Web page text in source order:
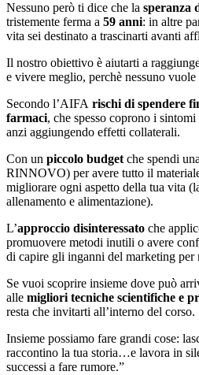
Nessuno però ti dice che la speranza
tristemente ferma a 59 anni: in altre
vita sei destinato a trascinarti avanti
Il nostro obiettivo è aiutarti a
e vivere meglio, perchè nessuno
Secondo l’AIFA rischi di spendere
farmaci, che spesso coprono i
anzi aggiungendo effetti collaterali.
Con un piccolo budget che spendi
RINNOVO) per avere tutto il
migliorare ogni aspetto della tua vita
allenamento e alimentazione).
L’approccio disinteressato che
promuovere metodi inutili o avere
di capire gli inganni del marketing per
Se vuoi scoprire insieme dove può
alle migliori tecniche scientifiche e
resta che invitarti all’interno del corso.
Insieme possiamo fare grandi cose:
raccontino la tua storia…e lavora in
successi a fare rumore.”